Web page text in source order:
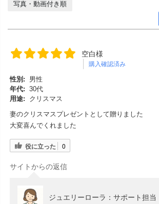
写真・動画付き順
空白様
購入確認済み
性別:
男性
年代: 30代
用途:
クリスマス
妻のクリスマスプレゼントとして贈りました
大変喜んでくれました
役に立った 0
サイトからの返信
ジュエリーローラ：サポート担当